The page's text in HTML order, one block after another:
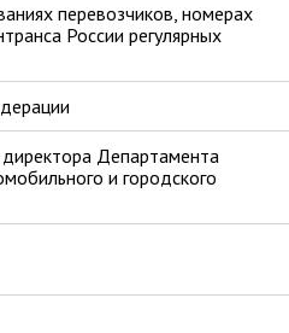
перевозчиков, номерах
России регулярных
Департамента
и городского